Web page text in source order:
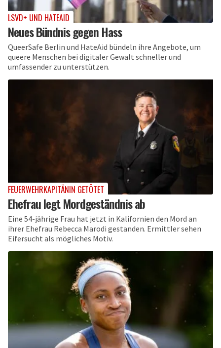
LSVD+ UND HATEAID
Neues Bündnis gegen Hass
QueerSafe Berlin und HateAid bündeln ihre Angebote, um
queere Menschen bei digitaler Gewalt schneller und
umfassender zu unterstützen.
FEUERWEHRKAPITÄNIN GETÖTET
Ehefrau legt Mordgeständnis ab
Eine 54-jährige Frau hat jetzt in Kalifornien den Mord an
ihrer Ehefrau Rebecca Marodi gestanden. Ermittler sehen
Eifersucht als mögliches Motiv.